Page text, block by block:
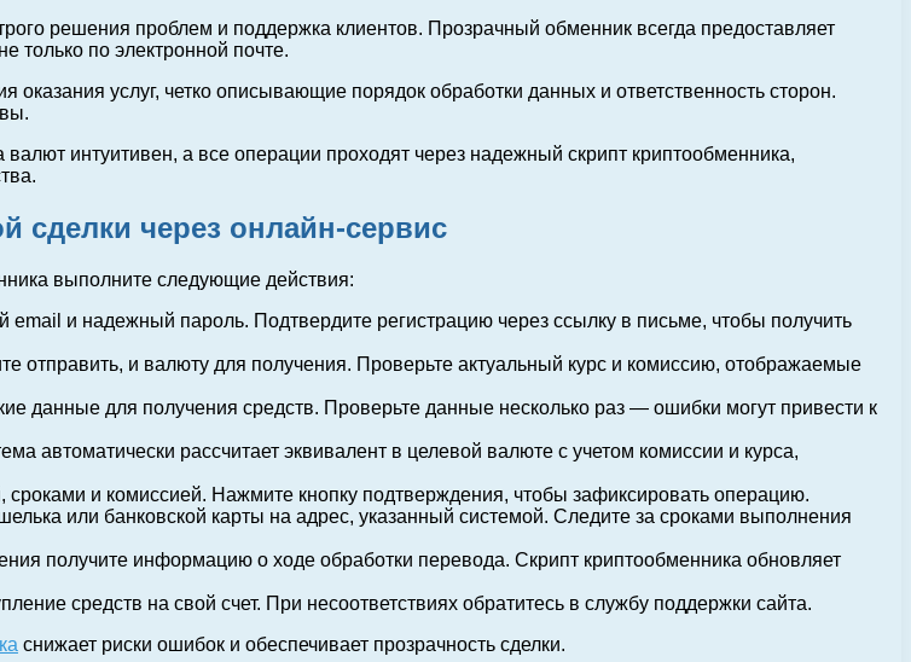
решения проблем и поддержка клиентов. Прозрачный обменник всегда предоставляет
только по электронной почте.
услуг, четко описывающие порядок обработки данных и ответственность сторон.
интуитивен, а все операции проходят через надежный скрипт криптообменника,
сделки через онлайн-сервис
выполните следующие действия:
email и надежный пароль. Подтвердите регистрацию через ссылку в письме, чтобы получить
отправить, и валюту для получения. Проверьте актуальный курс и комиссию, отображаемые
данные для получения средств. Проверьте данные несколько раз — ошибки могут привести к
автоматически рассчитает эквивалент в целевой валюте с учетом комиссии и курса,
сроками и комиссией. Нажмите кнопку подтверждения, чтобы зафиксировать операцию.
или банковской карты на адрес, указанный системой. Следите за сроками выполнения
получите информацию о ходе обработки перевода. Скрипт криптообменника обновляет
средств на свой счет. При несоответствиях обратитесь в службу поддержки сайта.
снижает риски ошибок и обеспечивает прозрачность сделки.